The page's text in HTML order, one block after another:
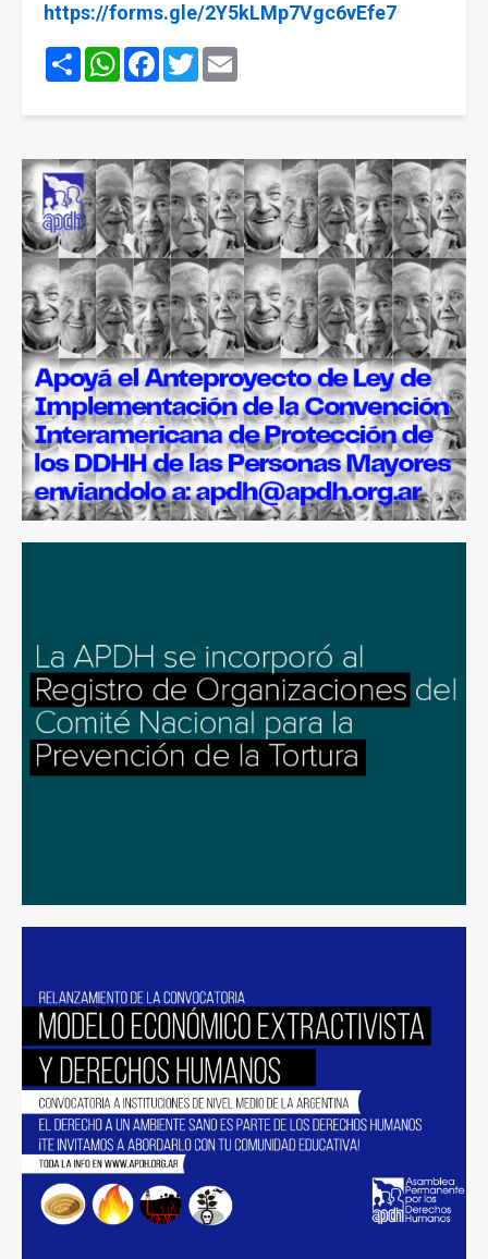
https://forms.gle/2Y5kLMp7Vgc6vEfe7
ShareWhatsApp
Facebook
Twitter